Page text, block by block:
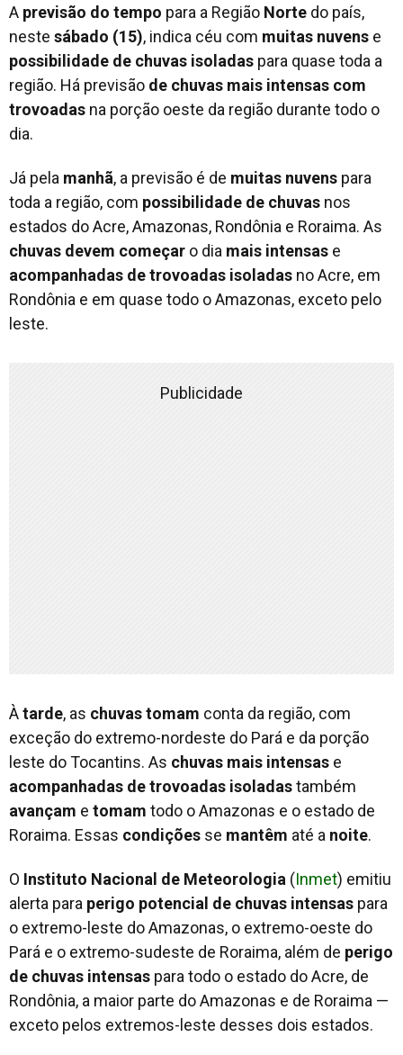
A previsão do tempo para a Região Norte do país,
neste sábado (15), indica céu com muitas nuvens e
possibilidade de chuvas isoladas para quase toda a
região. Há previsão de chuvas mais intensas com
trovoadas na porção oeste da região durante todo o
dia.
Já pela manhã, a previsão é de muitas nuvens para
toda a região, com possibilidade de chuvas nos
estados do Acre, Amazonas, Rondônia e Roraima. As
chuvas devem começar o dia mais intensas e
acompanhadas detrovoadas isoladas no Acre, em
Rondônia e em quase todo o Amazonas, exceto pelo
leste.
Publicidade
Àtarde, as chuvastomam conta da região, com
exceção do extremo-nordeste do Pará e da porção
leste do Tocantins. As chuvas mais intensas e
acompanhadas detrovoadas isoladastambém
avançam e tomam todo o Amazonas e o estado de
Roraima. Essas condições se mantêm até a noite.
O Instituto Nacional de Meteorologia (Inmet) emitiu
alerta para perigo potencial de chuvas intensas para
o extremo-leste do Amazonas, o extremo-oeste do
Pará e o extremo-sudeste de Roraima, além de perigo
de chuvas intensas para todo o estado do Acre, de
Rondônia, a maior parte do Amazonas e de Roraima —
exceto pelos extremos-leste desses dois estados.